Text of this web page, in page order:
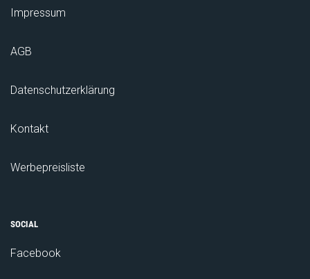
Impressum
AGB
Datenschutzerklärung
Kontakt
Werbepreisliste
SOCIAL
Facebook